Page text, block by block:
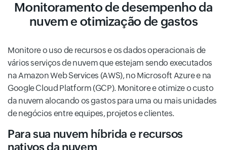
Monitoramento de desempenho da
nuvem e otimização de gastos
Monitore o uso de recursos e os dados operacionais de
vários serviços de nuvem que estejam sendo executados
na Amazon Web Services (AWS), no Microsoft Azure e na
Google Cloud Platform (GCP). Monitore e otimize o custo
da nuvem alocando os gastos para uma ou mais unidades
de negócios entre equipes, projetos e clientes.
Para sua nuvem híbrida e recursos
nativos da nuvem